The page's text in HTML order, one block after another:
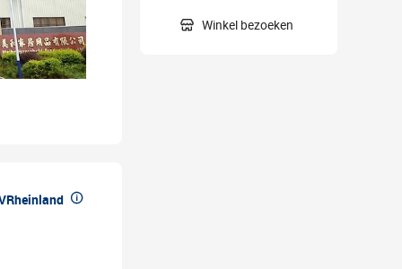
 Winkel bezoeken
